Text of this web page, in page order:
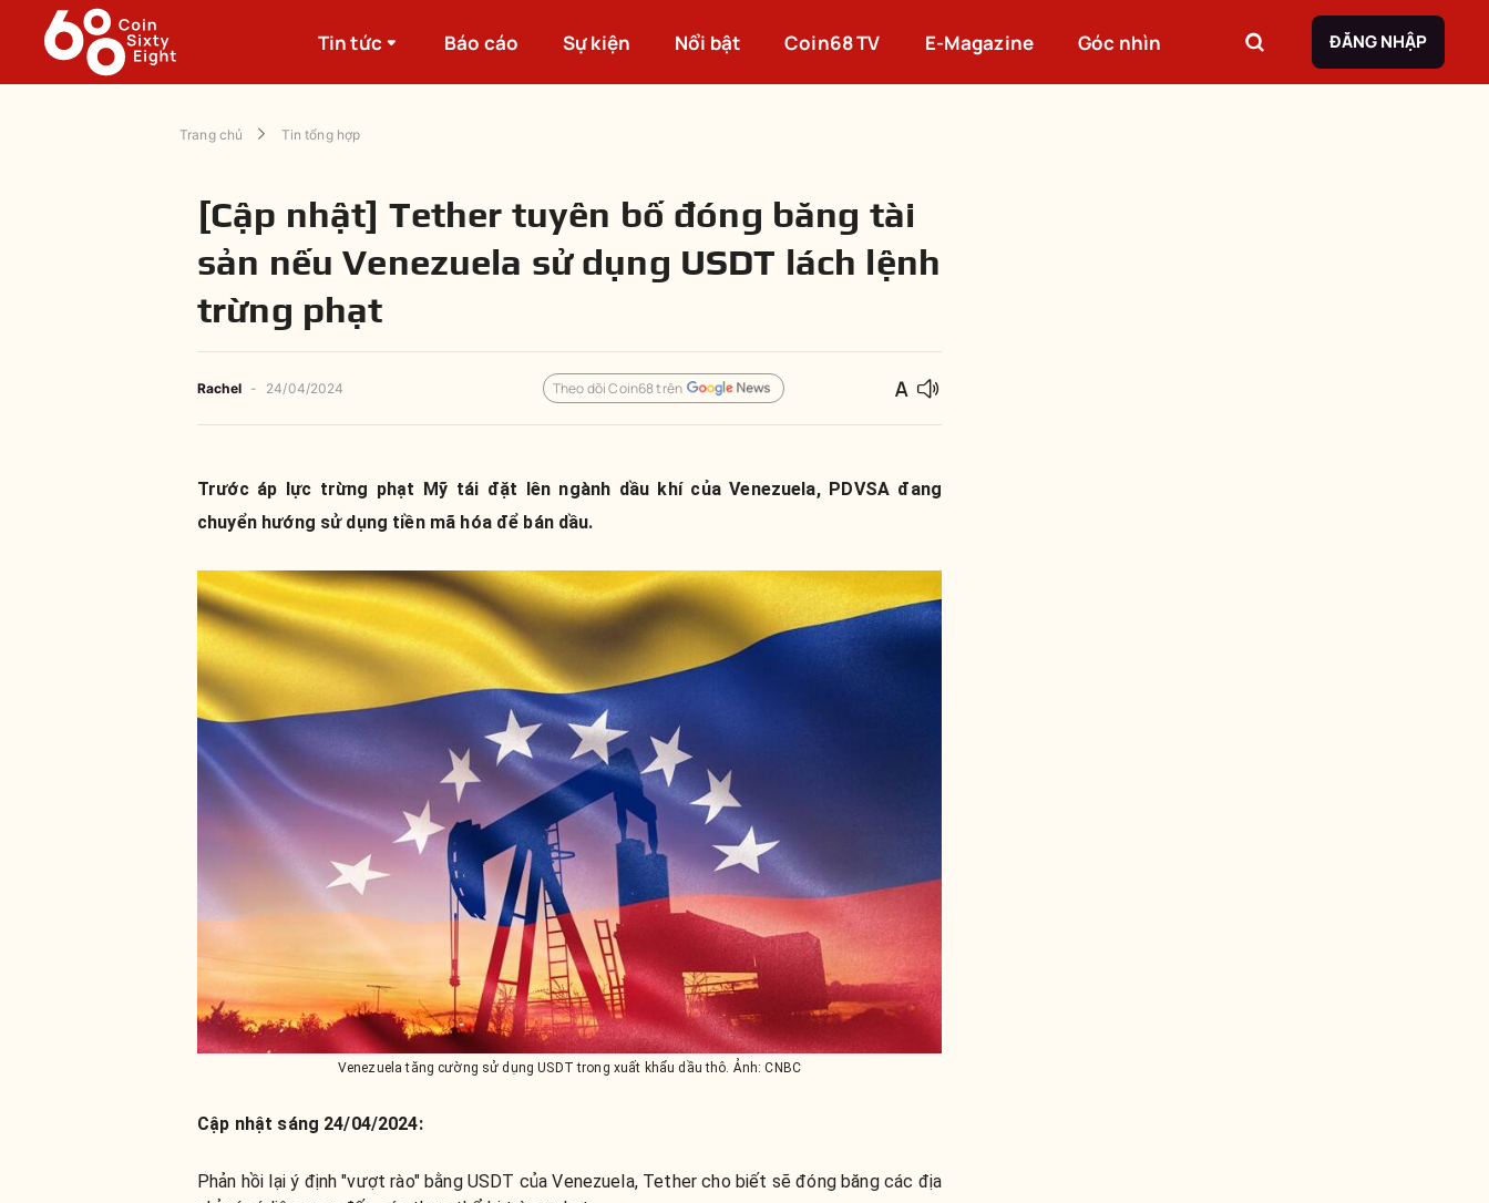
Tin tức Báo cáo Sự kiện Nổi bật Coin68 TV E-Magazine Góc nhìn ĐĂNG NHẬP
Trang chủ Tin tổng hợp
[Cập nhật] Tether tuyên bố đóng băng tài
sản nếu Venezuela sử dụng USDT lách lệnh
trừng phạt
Rachel - 24/04/2024 Theo dõi Coin68 trên
Trước áp lực trừng phạt Mỹ tái đặt lên ngành dầu khí của Venezuela, PDVSA đang
chuyển hướng sử dụng tiền mã hóa để bán dầu.
Venezuela tăng cường sử dụng USDT trong xuất khẩu dầu thô. Ảnh: CNBC
Cập nhật sáng 24/04/2024:
Phản hồi lại ý định "vượt rào" bằng USDT của Venezuela, Tether cho biết sẽ đóng băng các địa